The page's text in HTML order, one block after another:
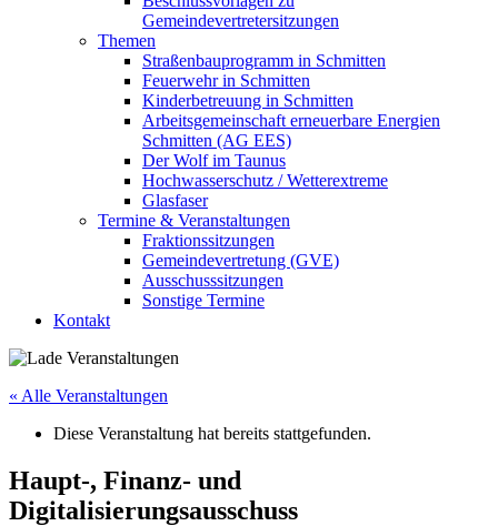
Gemeindevertretersitzungen
Themen
Straßenbauprogramm in Schmitten
Feuerwehr in Schmitten
Kinderbetreuung in Schmitten
Arbeitsgemeinschaft erneuerbare Energien
Schmitten (AG EES)
Der Wolf im Taunus
Hochwasserschutz / Wetterextreme
Glasfaser
Termine & Veranstaltungen
Fraktionssitzungen
Gemeindevertretung (GVE)
Ausschusssitzungen
Sonstige Termine
Kontakt
« Alle Veranstaltungen
Diese Veranstaltung hat bereits stattgefunden.
Haupt-, Finanz- und
Digitalisierungsausschuss